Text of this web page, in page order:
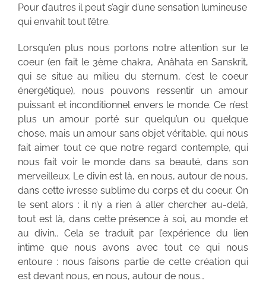
Pour d’autres il peut s’agir d’une sensation lumineuse
qui envahit tout l’être.
Lorsqu’en plus nous portons notre attention sur le
coeur (en fait le 3ème chakra, Anâhata en Sanskrit,
qui se situe au milieu du sternum, c’est le coeur
énergétique), nous pouvons ressentir un amour
puissant et inconditionnel envers le monde. Ce n’est
plus un amour porté sur quelqu’un ou quelque
chose, mais un amour sans objet véritable, qui nous
fait aimer tout ce que notre regard contemple, qui
nous fait voir le monde dans sa beauté, dans son
merveilleux. Le divin est là, en nous, autour de nous,
dans cette ivresse sublime du corps et du coeur. On
le sent alors : il n’y a rien à aller chercher au-delà,
tout est là, dans cette présence à soi, au monde et
au divin.. Cela se traduit par l’expérience du lien
intime que nous avons avec tout ce qui nous
entoure : nous faisons partie de cette création qui
est devant nous, en nous, autour de nous…